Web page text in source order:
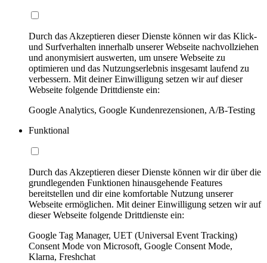
Durch das Akzeptieren dieser Dienste können wir das Klick-
und Surfverhalten innerhalb unserer Webseite nachvollziehen
und anonymisiert auswerten, um unsere Webseite zu
optimieren und das Nutzungserlebnis insgesamt laufend zu
verbessern. Mit deiner Einwilligung setzen wir auf dieser
Webseite folgende Drittdienste ein:
Google Analytics, Google Kundenrezensionen, A/B-Testing
Funktional
Durch das Akzeptieren dieser Dienste können wir dir über die
grundlegenden Funktionen hinausgehende Features
bereitstellen und dir eine komfortable Nutzung unserer
Webseite ermöglichen. Mit deiner Einwilligung setzen wir auf
dieser Webseite folgende Drittdienste ein:
Google Tag Manager, UET (Universal Event Tracking)
Consent Mode von Microsoft, Google Consent Mode,
Klarna, Freshchat